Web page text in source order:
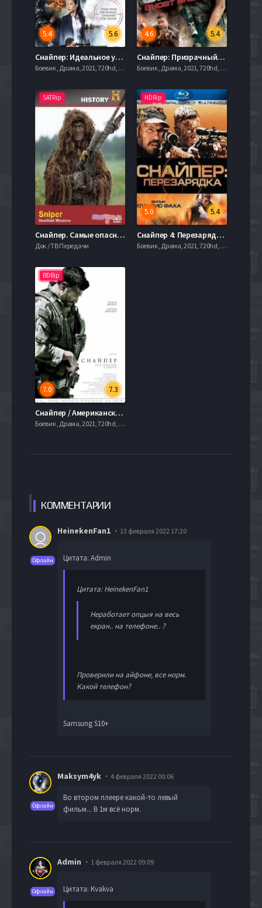
5.6
5.4
Снайпер: Идеальное убийство (2017)
Боевик , Драма, 2021, 720hd, mobilen
5.4
4.6
Снайпер: Призрачный стрелок (2016)
Боевик , Драма, 2021, 720hd, mobilen
SATRip
Снайпер. Самые опасные задания (2010)
Док / ТВ Передачи
HDRip
5.4
5.0
Снайпер 4: Перезарядка (2011)
Боевик , Драма, 2021, 720hd, mobilen
BDRip
7.3
7.0
Снайпер / Американский снайпер (2014)
Боевик , Драма, 2021, 720hd, mobilen
КОММЕНТАРИИ
Офлайн
HeinekenFan1 13 февраля 2022 17:20
Цитата: Admin
Цитата: HeinekenFan1
Неработает опцыя на весь
екран.. на телефоне.. ?
Проверили на айфоне, все норм.
Какой телефон?
Samsung S10+
Офлайн
Maksym4yk 4 февраля 2022 00:06
Во втором плеере какой-то левый
фильм... В 1м всё норм.
Офлайн
Admin 1 февраля 2022 09:09
Цитата: Kvakva